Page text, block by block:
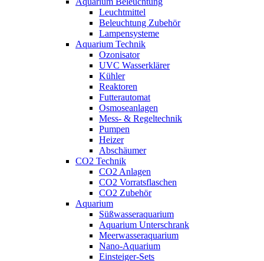
Leuchtmittel
Beleuchtung Zubehör
Lampensysteme
Aquarium Technik
Ozonisator
UVC Wasserklärer
Kühler
Reaktoren
Futterautomat
Osmoseanlagen
Mess- & Regeltechnik
Pumpen
Heizer
Abschäumer
CO2 Technik
CO2 Anlagen
CO2 Vorratsflaschen
CO2 Zubehör
Aquarium
Süßwasseraquarium
Aquarium Unterschrank
Meerwasseraquarium
Nano-Aquarium
Einsteiger-Sets